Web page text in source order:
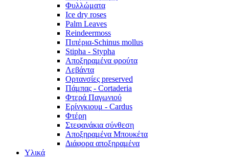
Φυλλώματα
Ice dry roses
Palm Leaves
Reindeermoss
Πιπέρια-Schinus mollus
Stipha - Stypha
Αποξηραμένα φρούτα
Λεβάντα
Ορτανσίες preserved
Πάμπας - Cortaderia
Φτερά Παγωνιού
Ερίνγκιουμ - Cardus
Φτέρη
Στεφανάκια σύνθεση
Αποξηραμένα Μπουκέτα
Διάφορα αποξηραμένα
Υλικά